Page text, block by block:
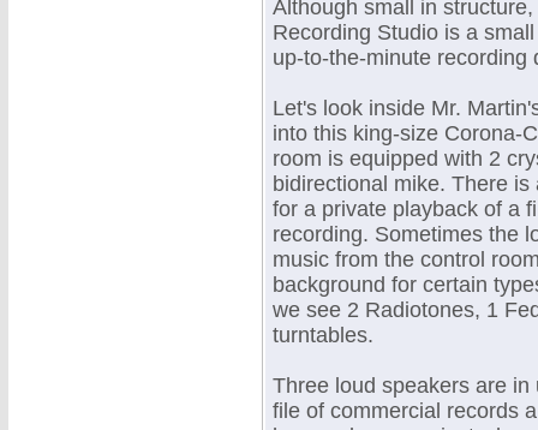
Although small in
Recording Studio is a
up-to-the-minute recording
Let's look inside Mr.
into this king-size Corona-
room is equipped with 2
bidirectional mike. There
for a private playback of a
recording. Sometimes the
music from the control
background for certain
we see 2 Radiotones, 1
turntables.
Three loud speakers are
file of commercial records